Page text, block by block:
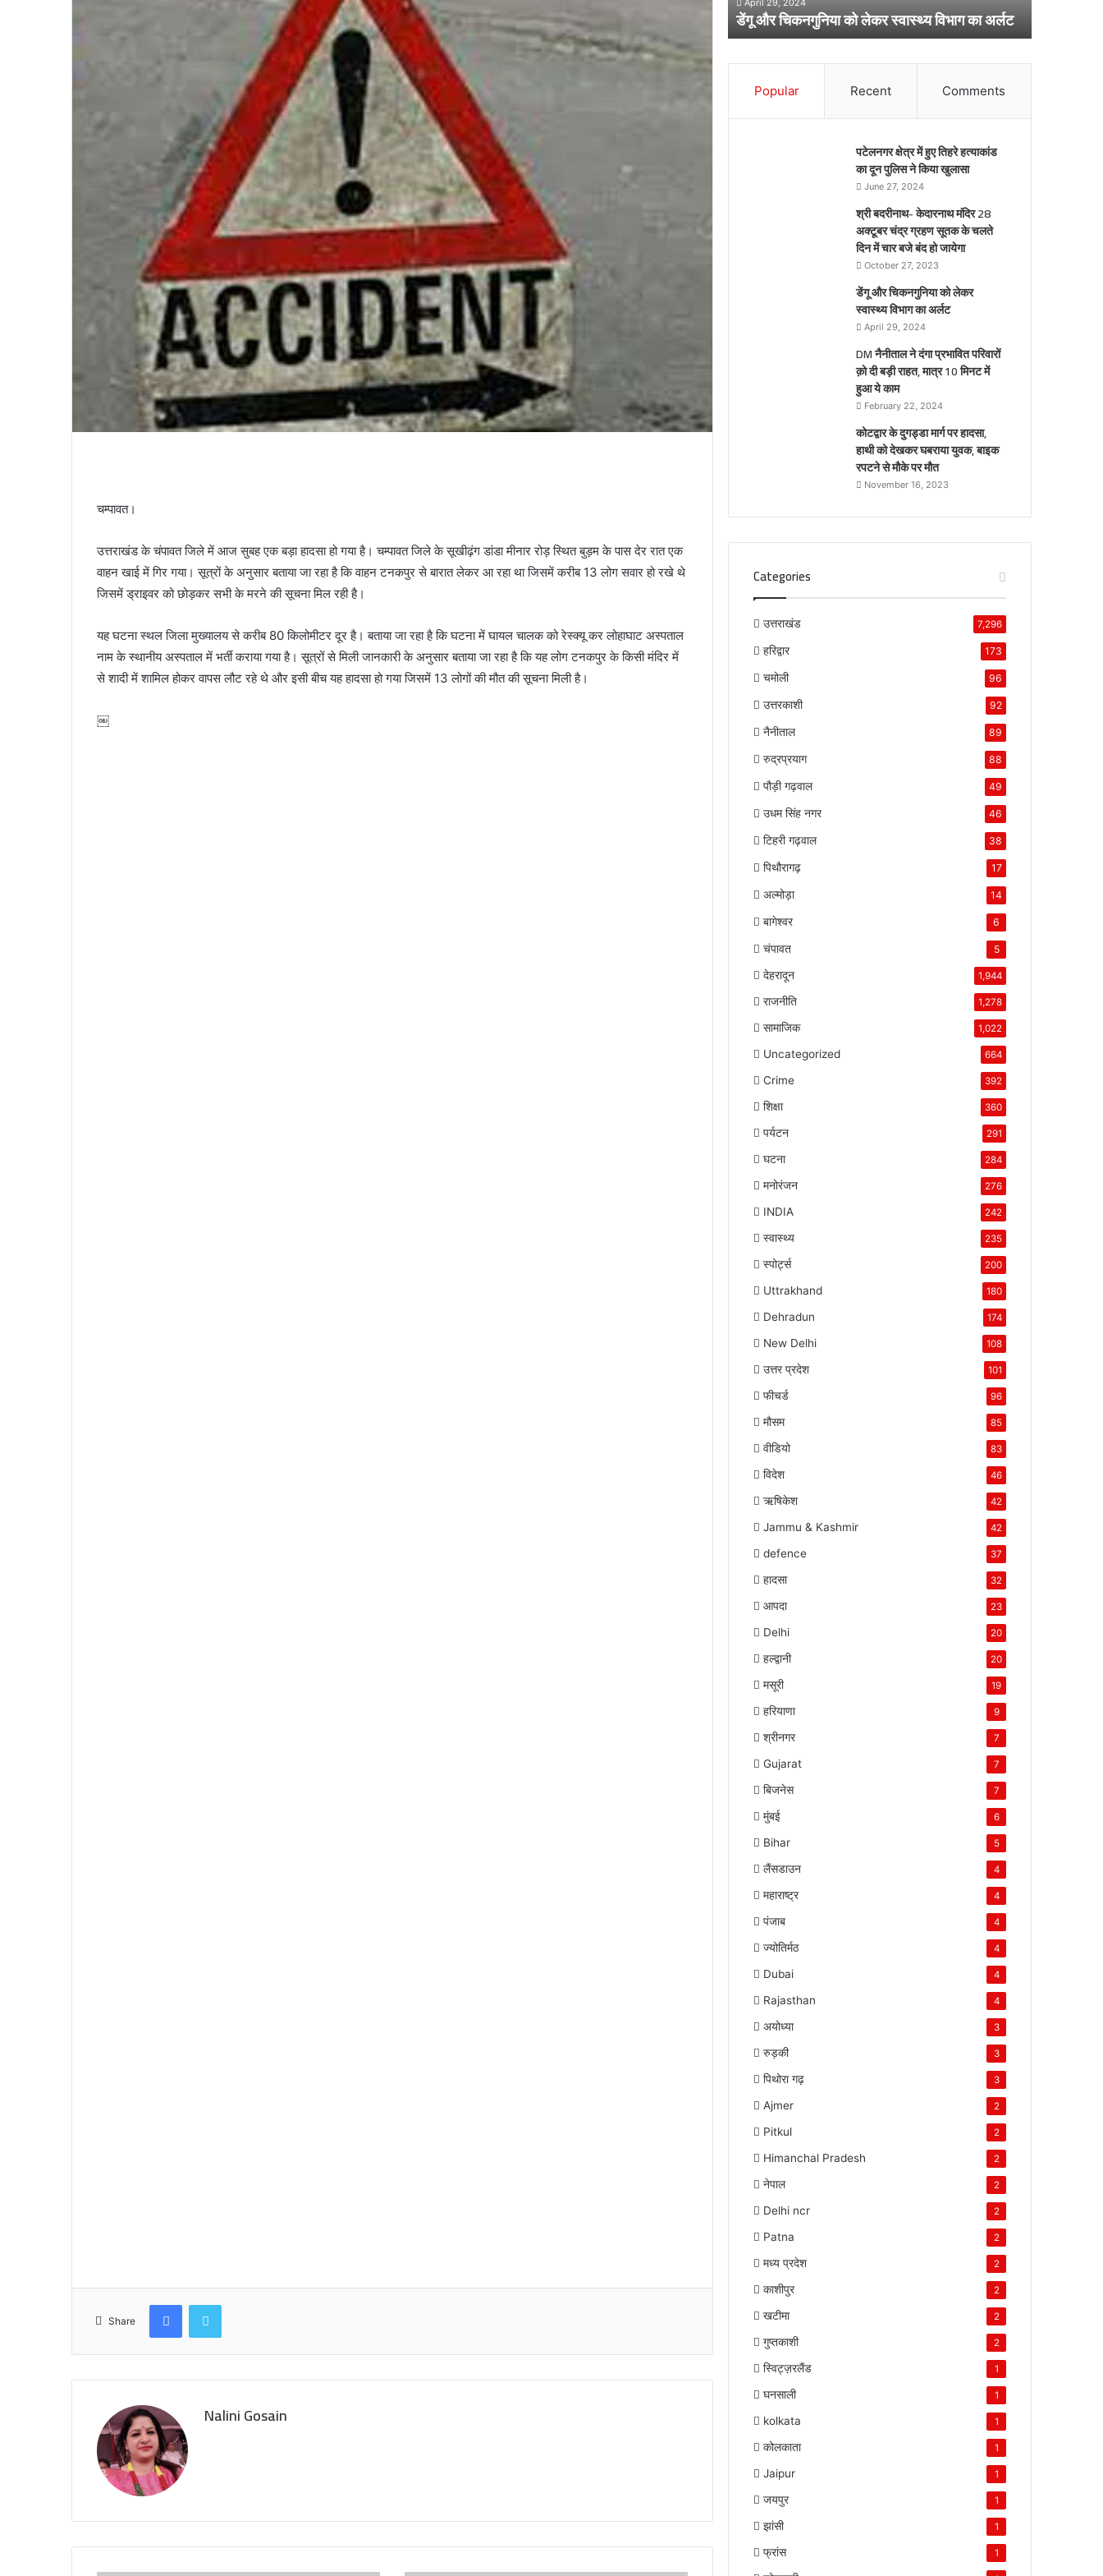
चम्पावत।
उत्तराखंड के चंपावत जिले में आज सुबह एक बड़ा हादसा हो गया है। चम्पावत जिले के सूखीढ़ंग डांडा मीनार रोड़ स्थित बुड़म के पास देर रात एक
वाहन खाई में गिर गया। सूत्रों के अनुसार बताया जा रहा है कि वाहन टनकपुर से बारात लेकर आ रहा था जिसमें करीब 13 लोग सवार हो रखे थे
जिसमें ड्राइवर को छोड़कर सभी के मरने की सूचना मिल रही है।
यह घटना स्थल जिला मुख्यालय से करीब 80 किलोमीटर दूर है। बताया जा रहा है कि घटना में घायल चालक को रेस्क्यू कर लोहाघाट अस्पताल
नाम के स्थानीय अस्पताल में भर्ती कराया गया है। सूत्रों से मिली जानकारी के अनुसार बताया जा रहा है कि यह लोग टनकपुर के किसी मंदिर में
से शादी में शामिल होकर वापस लौट रहे थे और इसी बीच यह हादसा हो गया जिसमें 13 लोगों की मौत की सूचना मिली है।
￼
Share
FacebookTwitter
Nalini Gosain
किया
किया खुलासा
सूतक
के
चलते
में
चार
बजे
बंद
हो
जायेगा
सूतक के चलते दिन में चार बजे बंद हो जायेगा
अर्लटApril 29, 2024
डेंगू और चिकनगुनिया को लेकर स्वास्थ्य विभाग का अर्लट
मात्र
Popular Recent Comments
पटेलनगर क्षेत्र में हुए तिहरे हत्याकांड
का दून पुलिस ने किया खुलासा
June 27, 2024
श्री बदरीनाथ- केदारनाथ मंदिर 28
अक्टूबर चंद्र ग्रहण सूतक के चलते
दिन में चार बजे बंद हो जायेगा
October 27, 2023
डेंगू और चिकनगुनिया को लेकर
स्वास्थ्य विभाग का अर्लट
April 29, 2024
DM नैनीताल ने दंगा प्रभावित परिवारों
क़ो दी बड़ी राहत, मात्र 10 मिनट में
हुआ ये काम
February 22, 2024
कोटद्वार के दुगड्डा मार्ग पर हादसा,
हाथी को देखकर घबराया युवक, बाइक
रपटने से मौके पर मौत
November 16, 2023
Categories
उत्तराखंड 7,296
हरिद्वार 173
चमोली 96
उत्तरकाशी 92
नैनीताल 89
रुद्रप्रयाग 88
पौड़ी गढ़वाल 49
उधम सिंह नगर 46
टिहरी गढ़वाल 38
पिथौरागढ़ 17
अल्मोड़ा 14
बागेश्वर 6
चंपावत 5
देहरादून 1,944
राजनीति 1,278
सामाजिक 1,022
Uncategorized 664
Crime 392
शिक्षा 360
पर्यटन 291
घटना 284
मनोरंजन 276
INDIA 242
स्वास्थ्य 235
स्पोर्ट्स 200
Uttrakhand 180
Dehradun 174
New Delhi 108
उत्तर प्रदेश 101
फीचर्ड 96
मौसम 85
वीडियो 83
विदेश 46
ऋषिकेश 42
Jammu & Kashmir 42
defence 37
हादसा 32
आपदा 23
Delhi 20
हल्द्वानी 20
मसूरी 19
हरियाणा 9
श्रीनगर 7
Gujarat 7
बिजनेस 7
मुंबई 6
Bihar 5
लैंसडाउन 4
महाराष्ट्र 4
पंजाब 4
ज्योतिर्मठ 4
Dubai 4
Rajasthan 4
अयोध्या 3
रुड़की 3
पिथोरा गढ़ 3
Ajmer 2
Pitkul 2
Himanchal Pradesh 2
नेपाल 2
Delhi ncr 2
Patna 2
मध्य प्रदेश 2
काशीपुर 2
खटीमा 2
गुप्तकाशी 2
स्विट्ज़रलैंड 1
घनसाली 1
kolkata 1
कोलकाता 1
Jaipur 1
जयपुर 1
झांसी 1
फ्रांस 1